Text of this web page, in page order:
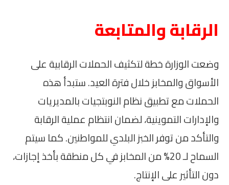
الرقابة والمتابعة
وضعت الوزارة خطة لتكثيف الحملات الرقابية على
الأسواق والمخابز خلال فترة العيد. ستبدأ هذه
الحملات مع تطبيق نظام النوبتجيات بالمديريات
والإدارات التموينية، لضمان انتظام عملية الرقابة
والتأكد من توفر الخبز البلدي للمواطنين. كما سيتم
السماح لـ 20% من المخابز في كل منطقة بأخذ إجازات،
دون التأثير على الإنتاج.